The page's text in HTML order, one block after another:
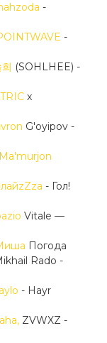
-
-
(SOHLHEE) -
x
G'oyipov -
- Гол!
Vitale —
Погода
Rado -
- Hayr
ZVWXZ -